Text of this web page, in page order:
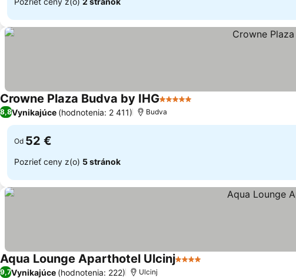
Crowne Plaza Budva by IHG5 Počet hviezdičiek
8,8Vynikajúce (hodnotenia: 2 411) Budva
Od 52 €
Pozrieť ceny z(o) 5 stránok
Aqua Lounge Aparthotel Ulcinj4 Počet hviezdičiek
9,7Vynikajúce (hodnotenia: 222) Ulcinj